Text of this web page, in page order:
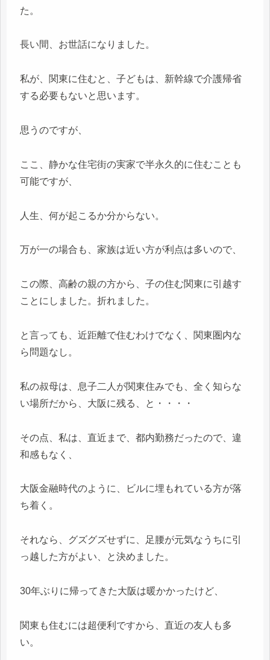
た。
長い間、お世話になりました。
私が、関東に住むと、子どもは、新幹線で介護帰省
する必要もないと思います。
思うのですが、
ここ、静かな住宅街の実家で半永久的に住むことも
可能ですが、
人生、何が起こるか分からない。
万が一の場合も、家族は近い方が利点は多いので、
この際、高齢の親の方から、子の住む関東に引越す
ことにしました。折れました。
と言っても、近距離で住むわけでなく、関東圏内な
ら問題なし。
私の叔母は、息子二人が関東住みでも、全く知らな
い場所だから、大阪に残る、と・・・・
その点、私は、直近まで、都内勤務だったので、違
和感もなく、
大阪金融時代のように、ビルに埋もれている方が落
ち着く。
それなら、グズグズせずに、足腰が元気なうちに引
っ越した方がよい、と決めました。
30年ぶりに帰ってきた大阪は暖かかったけど、
関東も住むには超便利ですから、直近の友人も多
い。